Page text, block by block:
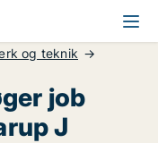
og teknik
job
J